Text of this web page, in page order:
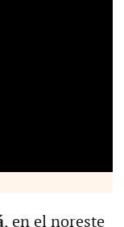
, en el noreste